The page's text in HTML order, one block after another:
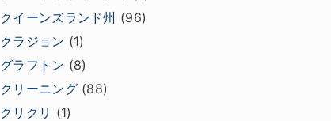
クイーンズランド州 (96)
クラジョン (1)
グラフトン (8)
クリーニング(88)
クリクリ (1)